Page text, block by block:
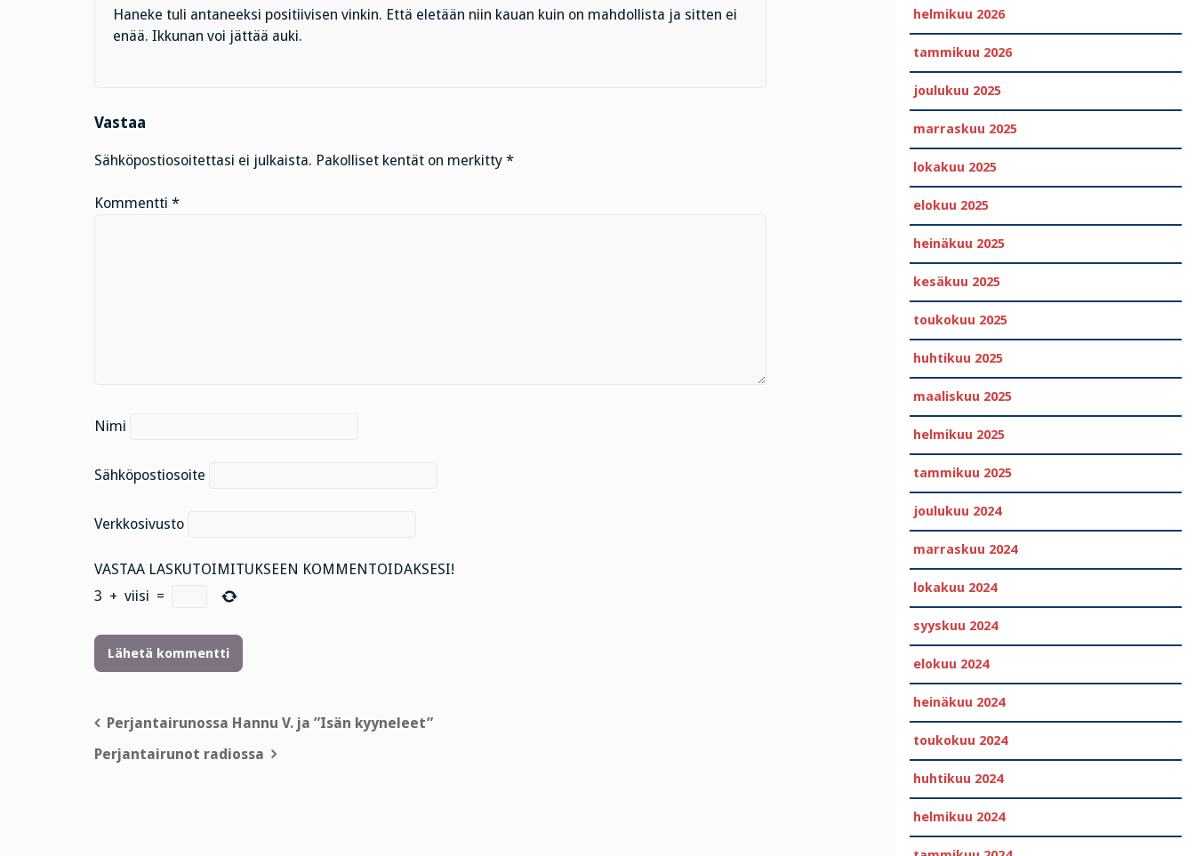
Haneke tuli antaneeksi positiivisen vinkin. Että eletään niin kauan kuin on mahdollista ja sitten ei
enää. Ikkunan voi jättää auki.
Vastaa
Sähköpostiosoitettasi ei julkaista. Pakolliset kentät on merkitty *
Kommentti *
Nimi
Sähköpostiosoite
Verkkosivusto
VASTAA LASKUTOIMITUKSEEN KOMMENTOIDAKSESI!
3 + viisi =
Artikkelien
selaus
Perjantairunossa Hannu V. ja ”Isän kyyneleet”
Perjantairunot radiossa
helmikuu 2026
tammikuu 2026
joulukuu 2025
marraskuu 2025
lokakuu 2025
elokuu 2025
heinäkuu 2025
kesäkuu 2025
toukokuu 2025
huhtikuu 2025
maaliskuu 2025
helmikuu 2025
tammikuu 2025
joulukuu 2024
marraskuu 2024
lokakuu 2024
syyskuu 2024
elokuu 2024
heinäkuu 2024
toukokuu 2024
huhtikuu 2024
helmikuu 2024